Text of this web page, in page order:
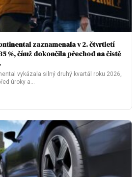
zaznamenala v 2. čtvrtletí
%, čímž dokončila přechod na čistě
vykázala silný druhý kvartál roku 2026,
úroky a…